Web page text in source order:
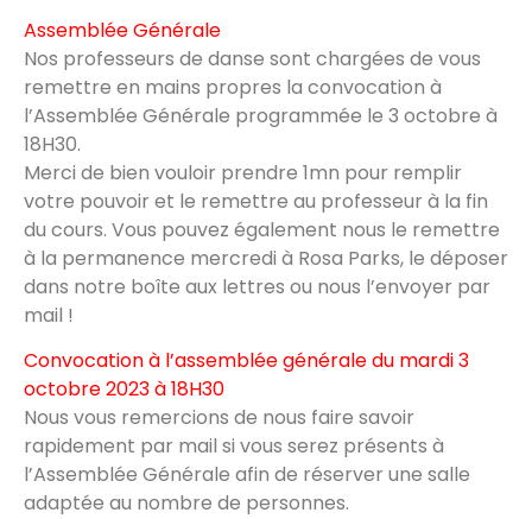
Assemblée Générale
Nos professeurs de danse sont chargées de vous
remettre en mains propres la convocation à
l’Assemblée Générale programmée le 3 octobre à
18H30.
Merci de bien vouloir prendre 1mn pour remplir
votre pouvoir et le remettre au professeur à la fin
du cours. Vous pouvez également nous le remettre
à la permanence mercredi à Rosa Parks, le déposer
dans notre boîte aux lettres ou nous l’envoyer par
mail !
Convocation à l’assemblée générale du mardi 3
octobre 2023 à 18H30
Nous vous remercions de nous faire savoir
rapidement par mail si vous serez présents à
l’Assemblée Générale afin de réserver une salle
adaptée au nombre de personnes.